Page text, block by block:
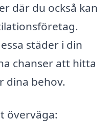
där du också kan
städer i din
chanser att hitta
dina behov.
överväga: